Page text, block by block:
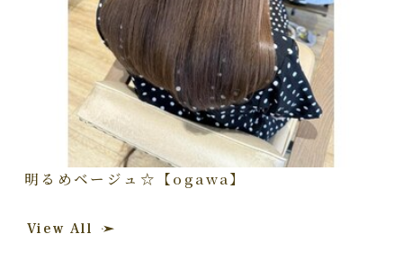
明るめベージュ☆【ogawa】
View All